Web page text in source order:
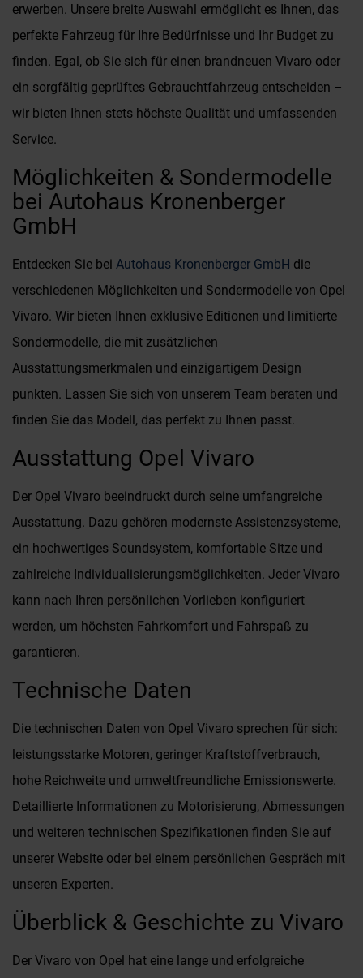
erwerben. Unsere breite Auswahl ermöglicht es Ihnen, das
perfekte Fahrzeug für Ihre Bedürfnisse und Ihr Budget zu
finden. Egal, ob Sie sich für einen brandneuen Vivaro oder
ein sorgfältig geprüftes Gebrauchtfahrzeug entscheiden –
wir bieten Ihnen stets höchste Qualität und umfassenden
Service.
Möglichkeiten & Sondermodelle
bei Autohaus Kronenberger
GmbH
Entdecken Sie bei Autohaus Kronenberger GmbH die
verschiedenen Möglichkeiten und Sondermodelle von Opel
Vivaro. Wir bieten Ihnen exklusive Editionen und limitierte
Sondermodelle, die mit zusätzlichen
Ausstattungsmerkmalen und einzigartigem Design
punkten. Lassen Sie sich von unserem Team beraten und
finden Sie das Modell, das perfekt zu Ihnen passt.
Ausstattung Opel Vivaro
Der Opel Vivaro beeindruckt durch seine umfangreiche
Ausstattung. Dazu gehören modernste Assistenzsysteme,
ein hochwertiges Soundsystem, komfortable Sitze und
zahlreiche Individualisierungsmöglichkeiten. Jeder Vivaro
kann nach Ihren persönlichen Vorlieben konfiguriert
werden, um höchsten Fahrkomfort und Fahrspaß zu
garantieren.
Technische Daten
Die technischen Daten von Opel Vivaro sprechen für sich:
leistungsstarke Motoren, geringer Kraftstoffverbrauch,
hohe Reichweite und umweltfreundliche Emissionswerte.
Detaillierte Informationen zu Motorisierung, Abmessungen
und weiteren technischen Spezifikationen finden Sie auf
unserer Website oder bei einem persönlichen Gespräch mit
unseren Experten.
Überblick & Geschichte zu Vivaro
Der Vivaro von Opel hat eine lange und erfolgreiche